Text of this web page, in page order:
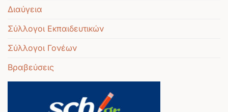
Διαύγεια
Σύλλογοι Εκπαιδευτικών
Σύλλογοι Γονέων
Βραβεύσεις